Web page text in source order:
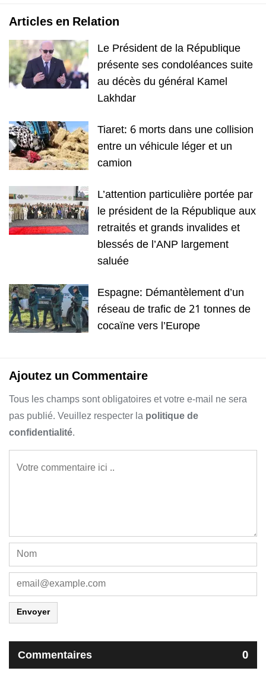
Articles en Relation
Le Président de la République
présente ses condoléances suite
au décès du général Kamel
Lakhdar
Tiaret: 6 morts dans une collision
entre un véhicule léger et un
camion
L’attention particulière portée par
le président de la République aux
retraités et grands invalides et
blessés de l’ANP largement
saluée
Espagne: Démantèlement d’un
réseau de trafic de 21 tonnes de
cocaïne vers l’Europe
Ajoutez un Commentaire
Tous les champs sont obligatoires et votre e-mail ne sera
pas publié. Veuillez respecter lapolitique de
confidentialité.
Envoyer
Commentaires 0